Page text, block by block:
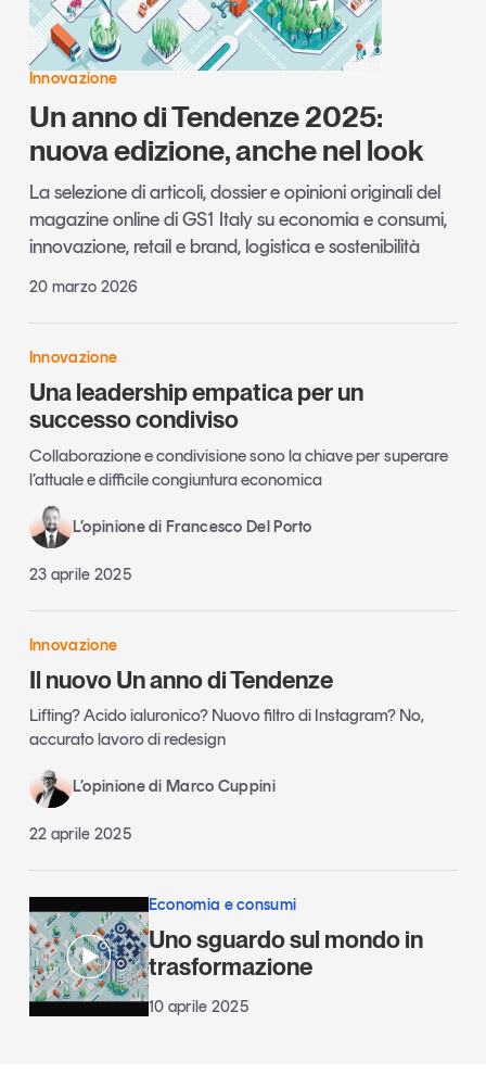
Innovazione
Un anno di Tendenze 2025:
nuova edizione, anche nel look
La selezione di articoli, dossier e opinioni originali del
magazine online di GS1 Italy su economia e consumi,
innovazione, retail e brand, logistica e sostenibilità
20 marzo 2026
Innovazione
Una leadership empatica per un
successo condiviso
Collaborazione e condivisione sono la chiave per superare
l’attuale e difficile congiuntura economica
L’opinione di Francesco Del Porto
23 aprile 2025
Innovazione
Il nuovo Un anno di Tendenze
Lifting? Acido ialuronico? Nuovo filtro di Instagram? No,
accurato lavoro di redesign
L’opinione di Marco Cuppini
22 aprile 2025
Economia e consumi
Uno sguardo sul mondo in
trasformazione
10 aprile 2025